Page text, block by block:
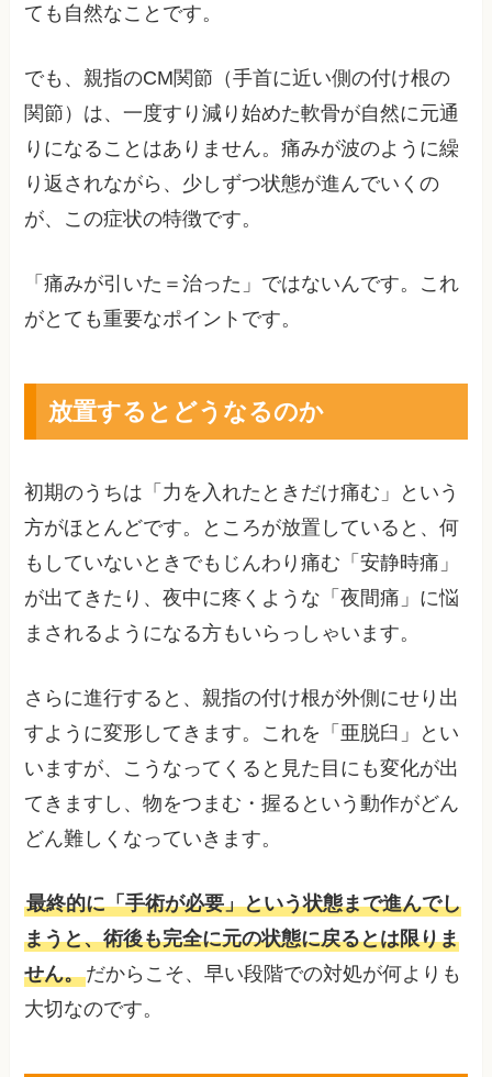
ても自然なことです。
でも、親指のCM関節（手首に近い側の付け根の
関節）は、一度すり減り始めた軟骨が自然に元通
りになることはありません。痛みが波のように繰
り返されながら、少しずつ状態が進んでいくの
が、この症状の特徴です。
「痛みが引いた＝治った」ではないんです。これ
がとても重要なポイントです。
放置するとどうなるのか
初期のうちは「力を入れたときだけ痛む」という
方がほとんどです。ところが放置していると、何
もしていないときでもじんわり痛む「安静時痛」
が出てきたり、夜中に疼くような「夜間痛」に悩
まされるようになる方もいらっしゃいます。
さらに進行すると、親指の付け根が外側にせり出
すように変形してきます。これを「亜脱臼」とい
いますが、こうなってくると見た目にも変化が出
てきますし、物をつまむ・握るという動作がどん
どん難しくなっていきます。
最終的に「手術が必要」という状態まで進んでし
まうと、術後も完全に元の状態に戻るとは限りま
せん。だからこそ、早い段階での対処が何よりも
大切なのです。